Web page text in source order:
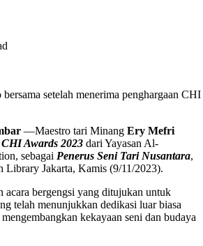
setelah menerima penghargaan
—Maestro tari Minang Ery Mefri
CHI Awards 2023 dari Yayasan Al-
sebagai Penerus Seni Tari Nusantara,
Jakarta, Kamis (9/11/2023).
acara bergengsi yang ditujukan untuk
telah menunjukkan dedikasi luar biasa
kekayaan seni dan budaya